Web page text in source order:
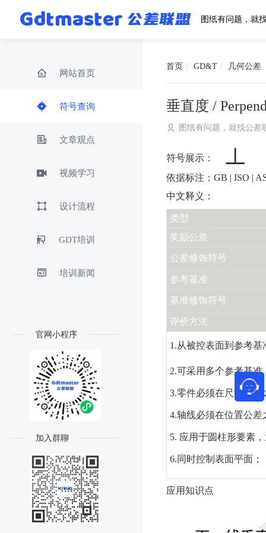
图纸有问题，就
网站首页
符号查询
文章观点
视频学习
设计流程
GDT培训
培训新闻
官网小程序
加入群聊
首页 GD&T 几何公差
垂直度 /
图纸有问题，就找公差
符号展示：
依据标注：GB | ISO |
中文释义：
类型
奖励公差
公差修饰符号
参考基准
基准修饰符号
评价方法
1.从被控表面到参考
2.可采用多个参考基准
3.零件必须在尺寸界限
4.轴线必须在位置公差
5. 应用于圆柱形要素
6.同时控制表面平面；
应用知识点